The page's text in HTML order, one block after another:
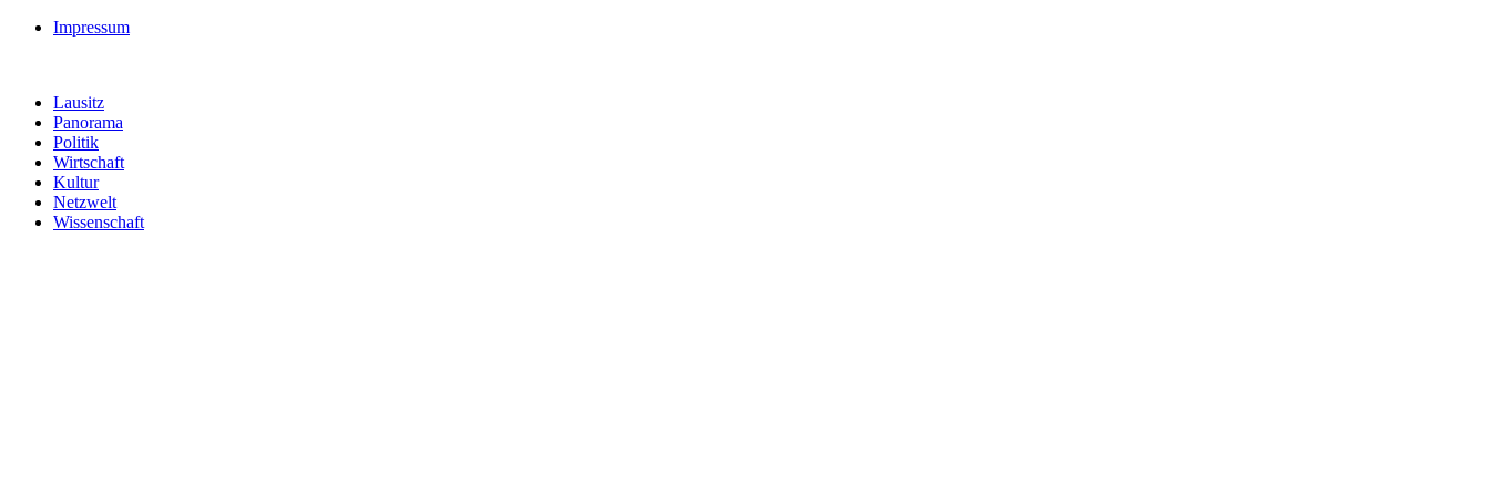
Impressum
Lausitz
Panorama
Politik
Wirtschaft
Kultur
Netzwelt
Wissenschaft